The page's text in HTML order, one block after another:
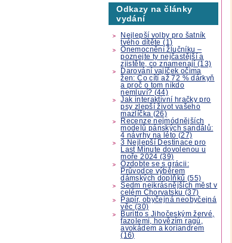
Odkazy na články
vydání
Nejlepší volby pro šatník
tvého dítěte (1)
Onemocnění žlučníku –
poznejte ty nejčastější a
zjistěte, co znamenají (13)
Darování vajíček očima
žen: Co cítí až 72 % dárkyň
a proč o tom nikdo
nemluví? (44)
Jak interaktivní hračky pro
psy zlepší život vašeho
mazlíčka (26)
Recenze nejmódnějších
modelů pánských sandálů:
4 návrhy na léto (27)
3 Nejlepší Destinace pro
Last Minute dovolenou u
moře 2024 (39)
Ozdobte se s grácii:
Průvodce výběrem
dámských doplňků (55)
Sedm nejkrásnějších měst v
celém Chorvatsku (37)
Papír, obyčejná neobyčejná
věc (30)
Buritto s Jihočeským žervé,
fazolemi, hovězím ragú,
avokádem a koriandrem
(16)